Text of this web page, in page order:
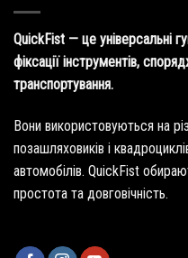
QuickFist — це універсальні
фіксації інструментів,
транспортування.
Вони використовуються на
позашляховиків і
автомобілів. QuickFist
простота та довговічність.